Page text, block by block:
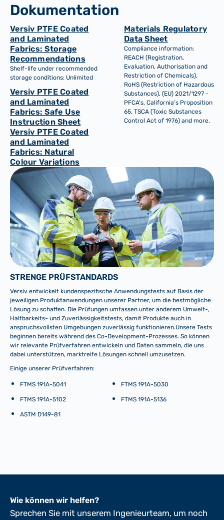
Dokumentation
Versiv PTFE Coated
and Laminated
Fabrics: Storage
Recommendations
Shelf-life under recommended
storage conditions: Unlimited
Versiv PTFE Coated
and Laminated
Fabrics: Safe Use
Instruction Sheet
Versiv PTFE Coated
and Laminated
Fabrics: Natural
Colour Variations
Materials Regulatory
Data Sheet
Compliance information:
REACH (Registration,
Evaluation, Authorisation and
Restriction of Chemicals),
RoHS (Restriction of Hazardous
Substances), (EU) 2021/1297 -
PFCA's, California’s Proposition
65, TSCA (Toxic Substances
Control Act of 1976) and more.
STRENGE PRÜFSTANDARDS
Versiv entwickelt kundenspezifische Anwendungstests auf Basis der
jeweiligen Produktanwendungen unserer Partner, um die bestmögliche
Lösung zu schaffen. Die Prüfungen umfassen unter anderem Umwelt-,
Haltbarkeits- und Zuverlässigkeitstests, damit Produkte auch in
anspruchsvollsten Umgebungen zuverlässig funktionieren.Unsere Tests
beginnen bereits während des Co-Development-Prozesses. So können
wir relevante Prüfverfahren entwickeln und Daten sammeln, die uns
dabei unterstützen, marktreife Lösungen schnell umzusetzen.
Einige unserer Prüfverfahren:
FTMS 191A-5041 FTMS 191A-5030
FTMS 191A-5102 FTMS 191A-5136
ASTM D149-81
Wie können wir helfen?
Sprechen Sie mit unserem Ingenieurteam, um noch